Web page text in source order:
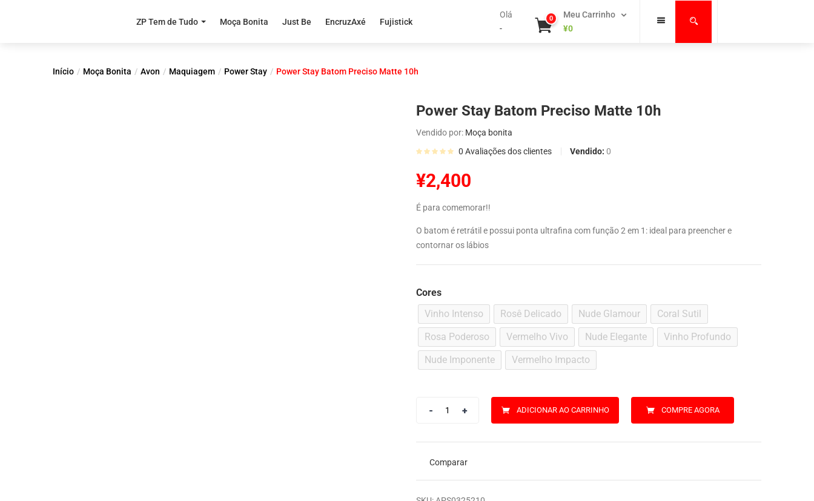
ZP Tem de Tudo Moça Bonita Just Be EncruzAxé Fujistick
Olá
-
Meu Carrinho
0
¥0
Início Moça Bonita Avon Maquiagem Power Stay Power Stay Batom Preciso Matte 10h
Power Stay Batom Preciso Matte 10h
Vendido por: Moça bonita
0 Avaliações dos clientes Vendido: 0
¥2,400
É para comemorar!!
O batom é retrátil e possui ponta ultrafina com função 2 em 1: ideal para preencher e
contornar os lábios
Cores
Vinho Intenso
Rosê Delicado Nude Glamour
Coral Sutil
Rosa Poderoso
Vermelho Vivo Nude Elegante
Vinho Profundo
Nude Imponente
Vermelho Impacto
ADICIONAR AO CARRINHO COMPRE AGORA
Comparar